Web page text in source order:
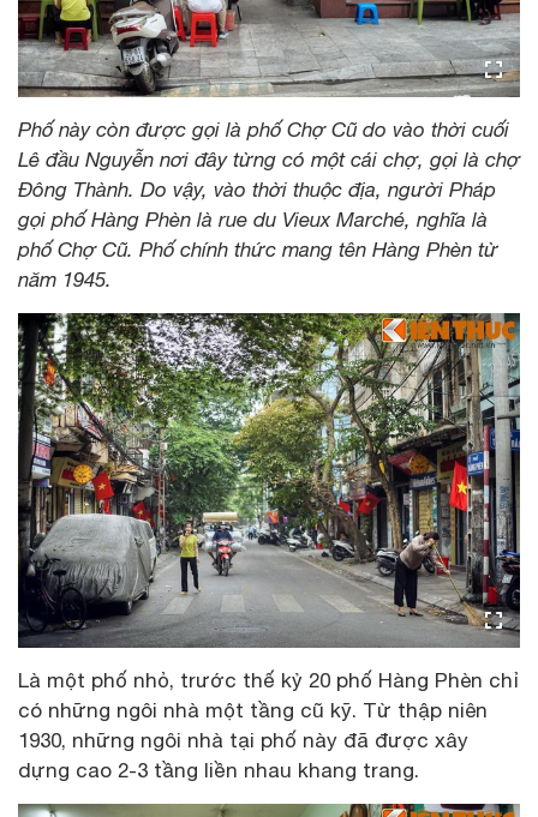
Phố này còn được gọi là phố Chợ Cũ do vào thời cuối
Lê đầu Nguyễn nơi đây từng có một cái chợ, gọi là chợ
Đông Thành. Do vậy, vào thời thuộc địa, người Pháp
gọi phố Hàng Phèn là rue du Vieux Marché, nghĩa là
phố Chợ Cũ. Phố chính thức mang tên Hàng Phèn từ
năm 1945.
Là một phố nhỏ, trước thế kỷ 20 phố Hàng Phèn chỉ
có những ngôi nhà một tầng cũ kỹ. Từ thập niên
1930, những ngôi nhà tại phố này đã được xây
dựng cao 2-3 tầng liền nhau khang trang.